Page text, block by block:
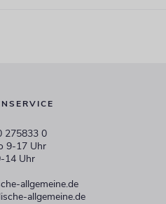
275833 0
9-17 Uhr
14 Uhr
allgemeine.de
allgemeine.de